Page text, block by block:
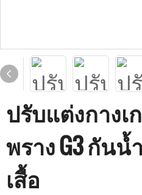
ปรับแต่งกางเ
พราง G3 กัน
เสื้อ